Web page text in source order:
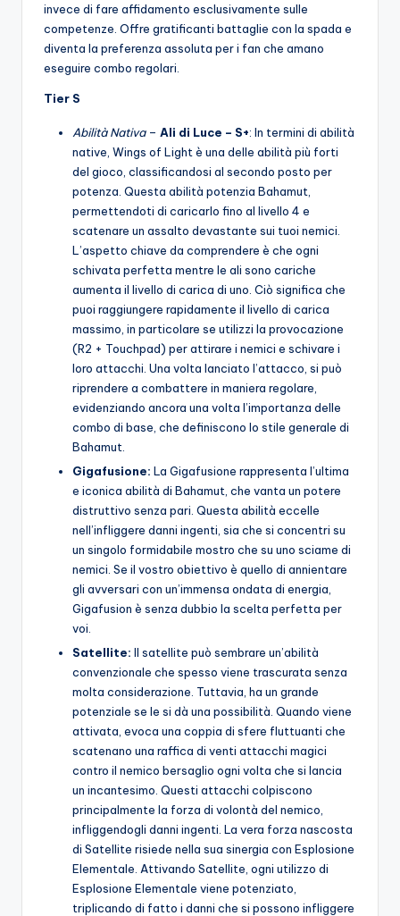
invece di fare affidamento esclusivamente sulle
competenze. Offre gratificanti battaglie con la spada e
diventa la preferenza assoluta per i fan che amano
eseguire combo regolari.
Tier S
Abilità Nativa– Ali di Luce – S+: In termini di abilità
native, Wings of Light è una delle abilità più forti
del gioco, classificandosi al secondo posto per
potenza. Questa abilità potenzia Bahamut,
permettendoti di caricarlo fino al livello 4 e
scatenare un assalto devastante sui tuoi nemici.
L’aspetto chiave da comprendere è che ogni
schivata perfetta mentre le ali sono cariche
aumenta il livello di carica di uno. Ciò significa che
puoi raggiungere rapidamente il livello di carica
massimo, in particolare se utilizzi la provocazione
(R2 + Touchpad) per attirare i nemici e schivare i
loro attacchi. Una volta lanciato l’attacco, si può
riprendere a combattere in maniera regolare,
evidenziando ancora una volta l’importanza delle
combo di base, che definiscono lo stile generale di
Bahamut.
Gigafusione: La Gigafusione rappresenta l’ultima
e iconica abilità di Bahamut, che vanta un potere
distruttivo senza pari. Questa abilità eccelle
nell’infliggere danni ingenti, sia che si concentri su
un singolo formidabile mostro che su uno sciame di
nemici. Se il vostro obiettivo è quello di annientare
gli avversari con un’immensa ondata di energia,
Gigafusion è senza dubbio la scelta perfetta per
voi.
Satellite: Il satellite può sembrare un’abilità
convenzionale che spesso viene trascurata senza
molta considerazione. Tuttavia, ha un grande
potenziale se le si dà una possibilità. Quando viene
attivata, evoca una coppia di sfere fluttuanti che
scatenano una raffica di venti attacchi magici
contro il nemico bersaglio ogni volta che si lancia
un incantesimo. Questi attacchi colpiscono
principalmente la forza di volontà del nemico,
infliggendogli danni ingenti. La vera forza nascosta
di Satellite risiede nella sua sinergia con Esplosione
Elementale. Attivando Satellite, ogni utilizzo di
Esplosione Elementale viene potenziato,
triplicando di fatto i danni che si possono infliggere